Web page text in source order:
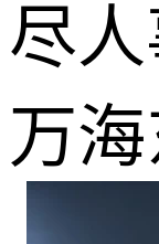
尽
万